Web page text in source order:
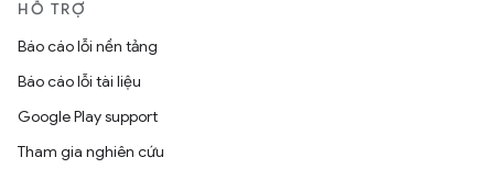
HỖ TRỢ
Báo cáo lỗi nền tảng
Báo cáo lỗi tài liệu
Google Play support
Tham gia nghiên cứu